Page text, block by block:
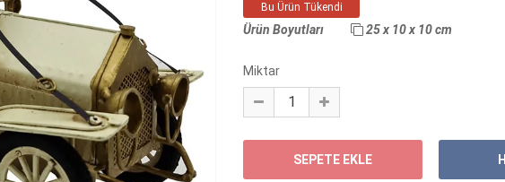
Bu Ürün Tükendi
Ürün Boyutları 25 x 10 x 10 cm
Miktar